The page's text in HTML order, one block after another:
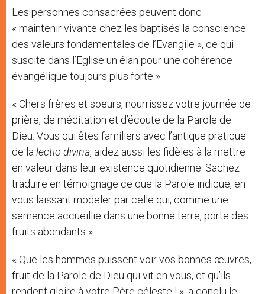
Les personnes consacrées peuvent donc
« maintenir vivante chez les baptisés la conscience
des valeurs fondamentales de l’Evangile », ce qui
suscite dans l’Eglise un élan pour une cohérence
évangélique toujours plus forte ».
« Chers frères et soeurs, nourrissez votre journée de
prière, de méditation et d’écoute de la Parole de
Dieu. Vous qui êtes familiers avec l’antique pratique
de la lectio divina, aidez aussi les fidèles à la mettre
en valeur dans leur existence quotidienne. Sachez
traduire en témoignage ce que la Parole indique, en
vous laissant modeler par celle qui, comme une
semence accueillie dans une bonne terre, porte des
fruits abondants ».
« Que les hommes puissent voir vos bonnes œuvres,
fruit de la Parole de Dieu qui vit en vous, et qu’ils
rendent gloire à votre Père céleste ! », a conclu le